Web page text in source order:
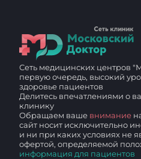
Сеть медицинских центров
первую очередь, высокий
здоровье пациентов
Делитесь впечатлениями о
клинику
Обращаем ваше внимание
сайт носит исключительно
и ни при каких условиях не
офертой, определяемой
информация для пациентов